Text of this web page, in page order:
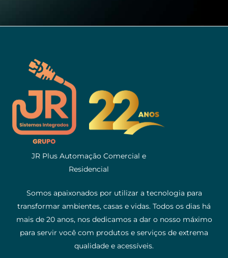
JR Plus Automação Comercial e
Residencial
Somos apaixonados por utilizar a tecnologia para
transformar ambientes, casas e vidas. Todos os dias há
mais de 20 anos, nos dedicamos a dar o nosso máximo
para servir você com produtos e serviços de extrema
qualidade e acessíveis.